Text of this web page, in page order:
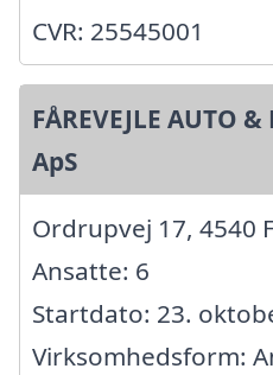
CVR: 25545001
FÅREVEJLE AUTO
ApS
Ordrupvej 17, 4540
Ansatte: 6
Startdato: 23.
Virksomhedsform: